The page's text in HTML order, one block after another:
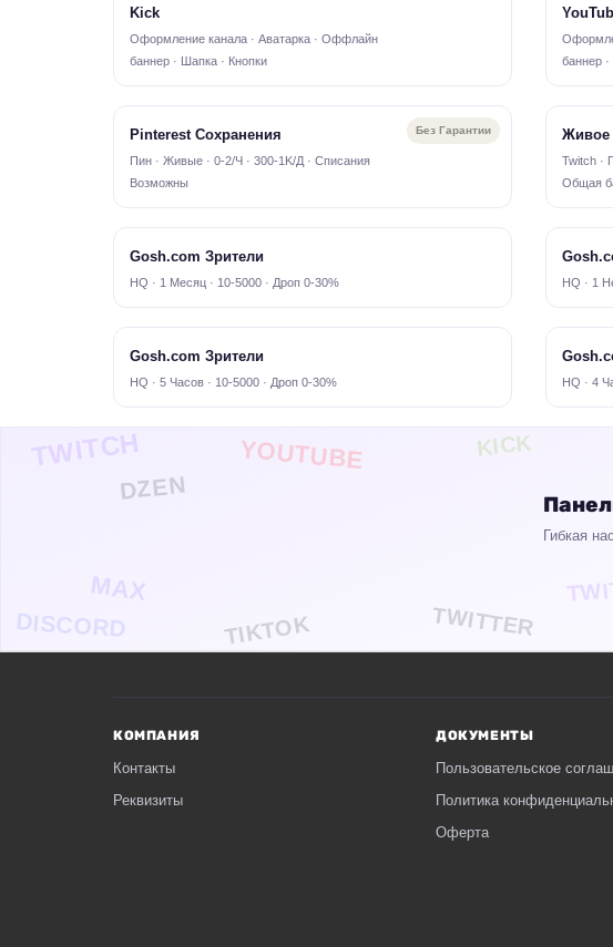
Kick
Оформление канала · Аватарка · Оффлайн
баннер · Шапка · Кнопки
баннер
Без Гарантии
Pinterest Сохранения
Пин · Живые · 0-2/Ч · 300-1K/Д · Списания
Возможны
Живое
Twitch ·
Общая
Gosh.com Зрители
HQ · 1 Месяц · 10-5000 · Дроп 0-30% HQ · 1
Gosh.com Зрители
HQ · 5 Часов · 10-5000 · Дроп 0-30% HQ · 4
TWITCH YOUTUBE KICK
DISCORD TIKTOK TWITTER
DZEN
MAX
Гибкая
КОМПАНИЯ
Контакты
Реквизиты
ДОКУМЕНТЫ
Пользовательское
Политика
Оферта